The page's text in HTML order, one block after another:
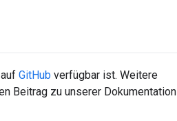
GitHub verfügbar ist. Weitere
Beitrag zu unserer Dokumentation